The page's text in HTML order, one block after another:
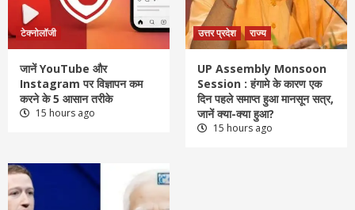
टेक्नोलॉजी
जानें YouTube और
Instagram पर विज्ञापन कम
करने के 5 आसान तरीके
15 hours ago
उत्तर प्रदेश राज्य
UP Assembly Monsoon
Session : हंगामे के कारण एक
दिन पहले समाप्त हुआ मानसून सत्र,
जानें क्या-क्या हुआ?
15 hours ago